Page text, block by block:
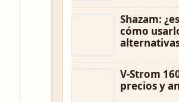
Shazam:
cómo
V-Strom
precios y